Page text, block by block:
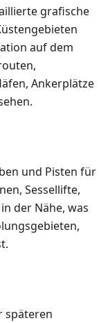
grafische
auf dem
Ankerplätze
und Pisten für
Sessellifte,
der Nähe, was
späteren